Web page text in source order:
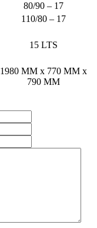
80/90 – 17
110/80 – 17
15 LTS
1980 MM x 770 MM x
790 MM